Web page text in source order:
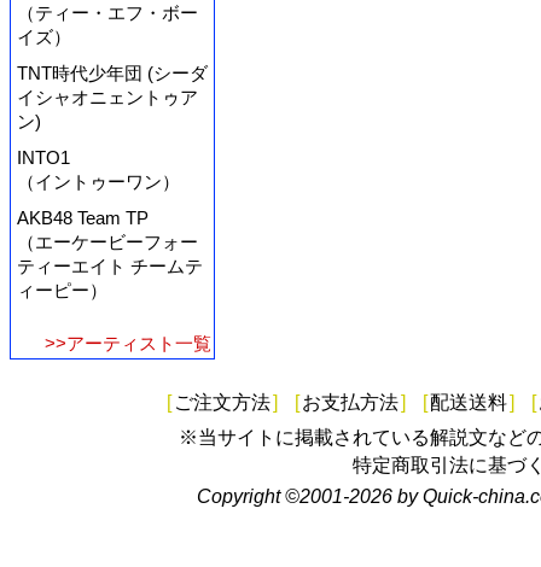
（ティー・エフ・ボー
イズ）
TNT時代少年団 (シーダ
イシャオニェントゥア
ン)
INTO1
（イントゥーワン）
AKB48 Team TP
（エーケービーフォー
ティーエイト チームテ
ィーピー）
>>アーティスト一覧
[ ご注文方法] [お支払方法] [配送送料] [
※当サイトに掲載されている解説文など
特定商取引法に基づ
Copyright ©2001-2026 by Quick-